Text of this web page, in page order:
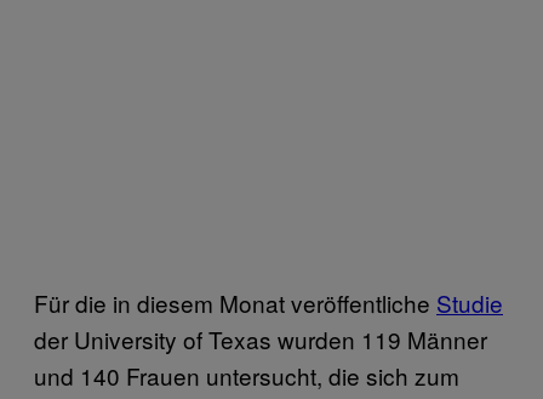
Für die in diesem Monat veröffentliche Studie
der University of Texas wurden 119 Männer
und 140 Frauen untersucht, die sich zum